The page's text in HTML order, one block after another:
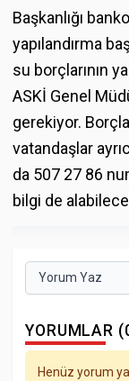
Başkanlığı
yapılandırma
su borçlarının
ASKİ Genel
gerekiyor.
vatandaşlar
da 507 27 86
bilgi de
Yorum Yaz
YORUMLAR
Henüz yorum